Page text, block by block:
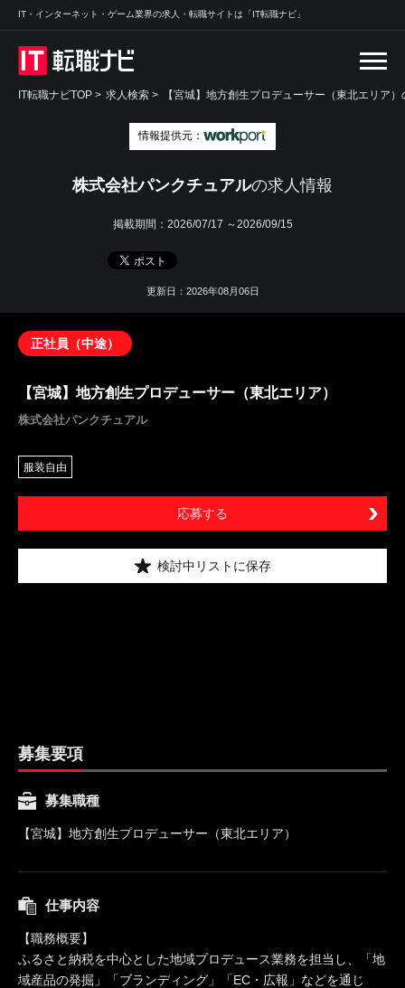
IT・インターネット・ゲーム業界の求人・転職サイトは「IT転職ナビ」
IT転職ナビTOP > 求人検索 > 【宮城】地方創生プロデューサー（東北エリア
情報提供元：
株式会社パンクチュアルの求人情報
掲載期間： 2026/07/17 ～2026/09/15
更新日：2026年08月06日
正社員（中途）
【宮城】地方創生プロデューサー（東北エリア）
株式会社パンクチュアル
服装自由
応募する
検討中リストに保存
募集要項
募集職種
【宮城】地方創生プロデューサー（東北エリア）
仕事内容
【職務概要】
ふるさと納税を中心とした地域プロデュース業務を担当し、「地
域産品の発掘」「ブランディング」「EC・広報」などを通じ